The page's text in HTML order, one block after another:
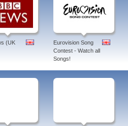
(UK
Eurovision Song
Contest - Watch all
Songs!